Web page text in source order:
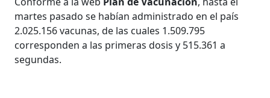
martes pasado se habían administrado en el país
2.025.156 vacunas, de las cuales 1.509.795
corresponden a las primeras dosis y 515.361 a
segundas.